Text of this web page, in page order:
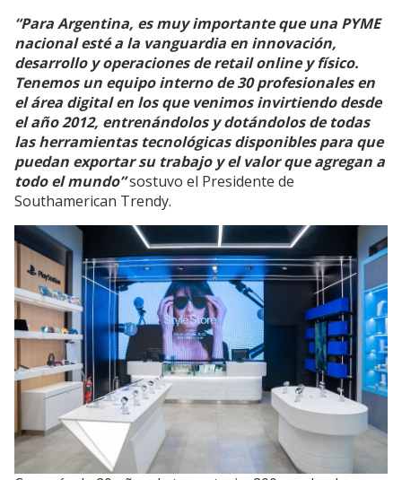
“Para Argentina, es muy importante que una PYME
nacional esté a la vanguardia en innovación,
desarrollo y operaciones de retail online y físico.
Tenemos un equipo interno de 30 profesionales en
el área digital en los que venimos invirtiendo desde
el año 2012, entrenándolos y dotándolos de todas
las herramientas tecnológicas disponibles para que
puedan exportar su trabajo y el valor que agregan a
todo el mundo”sostuvo el Presidente de
Southamerican Trendy.